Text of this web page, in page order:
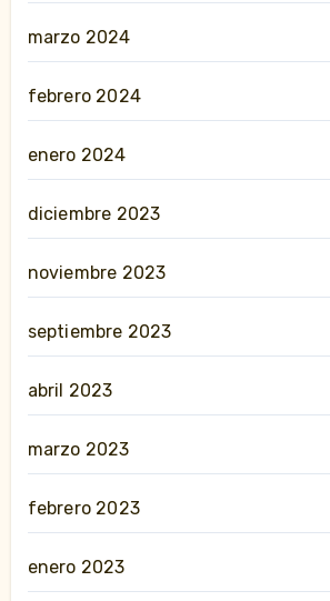
marzo 2024
febrero 2024
enero 2024
diciembre 2023
noviembre 2023
septiembre 2023
abril 2023
marzo 2023
febrero 2023
enero 2023